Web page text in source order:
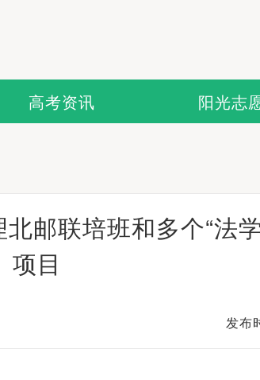
高考资讯 阳光志
邮联培班和多个“法
项目
发布